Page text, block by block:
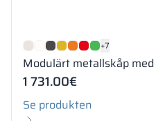
+7
Modulärt metallskåp
1 731.00€
Se produkten